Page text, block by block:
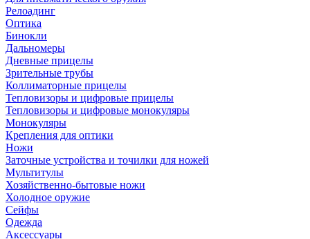
Релоадинг
Оптика
Бинокли
Дальномеры
Дневные прицелы
Зрительные трубы
Коллиматорные прицелы
Тепловизоры и цифровые прицелы
Тепловизоры и цифровые монокуляры
Монокуляры
Крепления для оптики
Ножи
Заточные устройства и точилки для ножей
Мультитулы
Хозяйственно-бытовые ножи
Холодное оружие
Сейфы
Одежда
Аксессуары